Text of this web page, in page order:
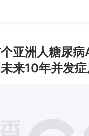
亚洲人糖尿
来10年并发症